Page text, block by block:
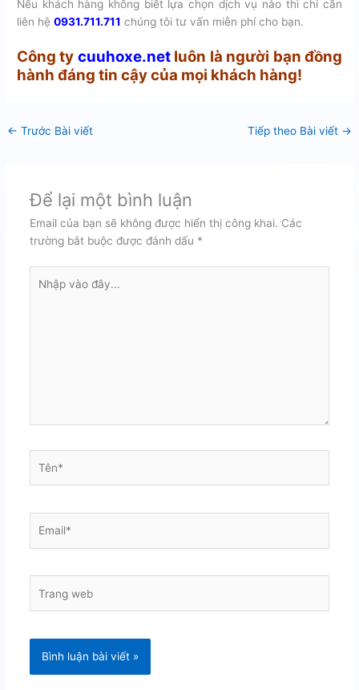
Nếu khách hàng không biết lựa chọn dịch vụ nào thì chỉ cần
liên hệ0931.711.711 chúng tôi tư vấn miễn phí cho bạn.
Công ty cuuhoxe.netluôn là người bạn đồng
hành đáng tin cậy của mọi khách hàng!
← Trước Bài viết Tiếp theo Bài viết →
Để lại một bình luận
Email của bạn sẽ không được hiển thị công khai. Các
trường bắt buộc được đánh dấu *
vào
web